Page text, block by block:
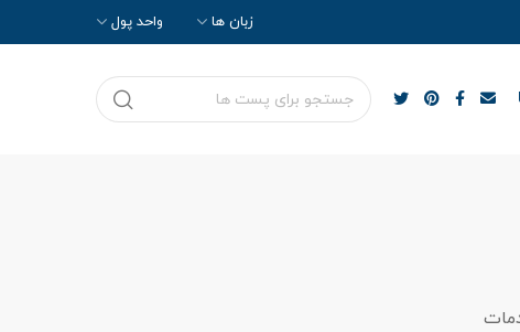
زبان ها واحد پول